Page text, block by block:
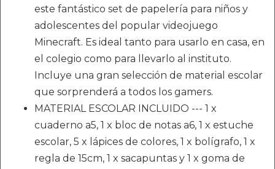
este fantástico set de papelería para niños y
adolescentes del popular videojuego
Minecraft. Es ideal tanto para usarlo en casa, en
el colegio como para llevarlo al instituto.
Incluye una gran selección de material escolar
que sorprenderá a todos los gamers.
MATERIAL ESCOLAR INCLUIDO --- 1 x
cuaderno a5, 1 x bloc de notas a6, 1 x estuche
escolar, 5 x lápices de colores, 1 x bolígrafo, 1 x
regla de 15cm, 1 x sacapuntas y 1 x goma de